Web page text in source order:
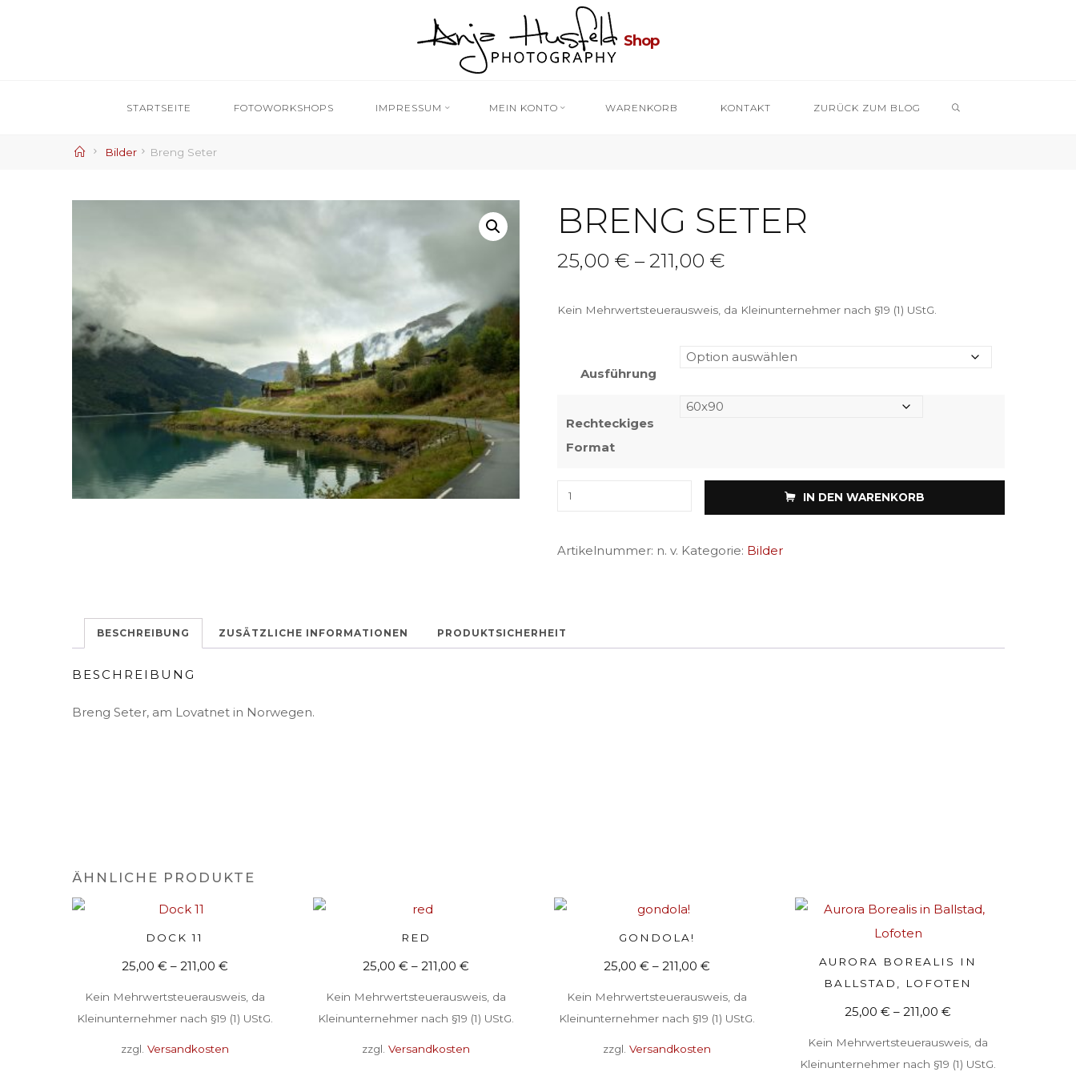
Shop
STARTSEITE FOTOWORKSHOPS IMPRESSUM MEIN KONTO WARENKORB KONTAKT ZURÜCK ZUM BLOG
HomeBilder Breng Seter
BRENG SETER
25,00 € –211,00 €
Kein Mehrwertsteuerausweis, da Kleinunternehmer nach §19 (1) UStG.
Ausführung
Rechteckiges
Format
Breng
IN DEN WARENKORB
Artikelnummer: n. v. Kategorie: Bilder
BESCHREIBUNG ZUSÄTZLICHE INFORMATIONEN PRODUKTSICHERHEIT
BESCHREIBUNG
Breng Seter, am Lovatnet in Norwegen.
ÄHNLICHE PRODUKTE
AUSFÜHRUNG WÄHLEN
mehrere
DOCK 11
25,00 € – 211,00 €
Kein Mehrwertsteuerausweis, da
Kleinunternehmer nach §19 (1) UStG.
zzgl. Versandkosten
AUSFÜHRUNG WÄHLEN
mehrere
RED
25,00 € – 211,00 €
Kein Mehrwertsteuerausweis, da
Kleinunternehmer nach §19 (1) UStG.
zzgl. Versandkosten
AUSFÜHRUNG WÄHLEN
mehrere
GONDOLA!
25,00 € – 211,00 €
Kein Mehrwertsteuerausweis, da
Kleinunternehmer nach §19 (1) UStG.
zzgl. Versandkosten
AUSFÜHRUNG WÄHLEN
Dieses
Produkt
Varianten
AURORA BOREALIS IN
BALLSTAD, LOFOTEN
25,00 € – 211,00 €
Kein Mehrwertsteuerausweis, da
Kleinunternehmer nach §19 (1) UStG.